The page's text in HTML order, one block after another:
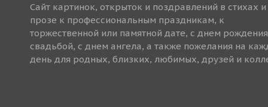
Сайт картинок, открыток и поздравлений в стихах и
прозе к профессиональным праздникам, к
торжественной или памятной дате, с днем
свадьбой, с днем ангела, а также пожелания на
день для родных, близких, любимых, друзей и